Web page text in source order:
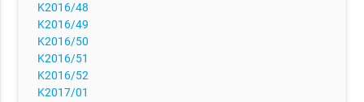
K2016/48
K2016/49
K2016/50
K2016/51
K2016/52
K2017/01